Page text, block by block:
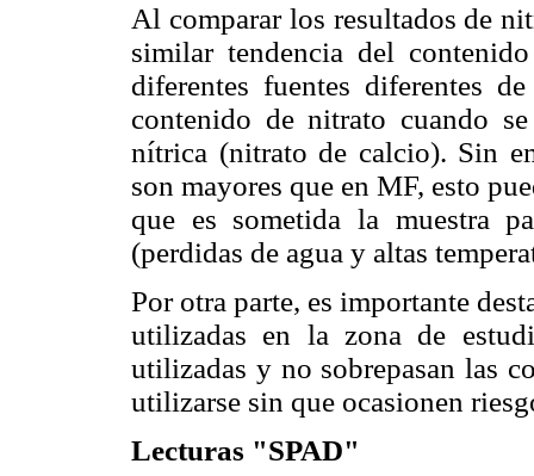
Al comparar los resultados de
similar tendencia del
diferentes fuentes diferentes
contenido de nitrato cuando
nítrica (nitrato de calcio). Sin
son mayores que en MF, esto
que es sometida la muestra
(perdidas de agua y altas
Por otra parte, es importante
utilizadas en la zona de
utilizadas y no sobrepasan las
utilizarse sin que ocasionen
Lecturas "SPAD"